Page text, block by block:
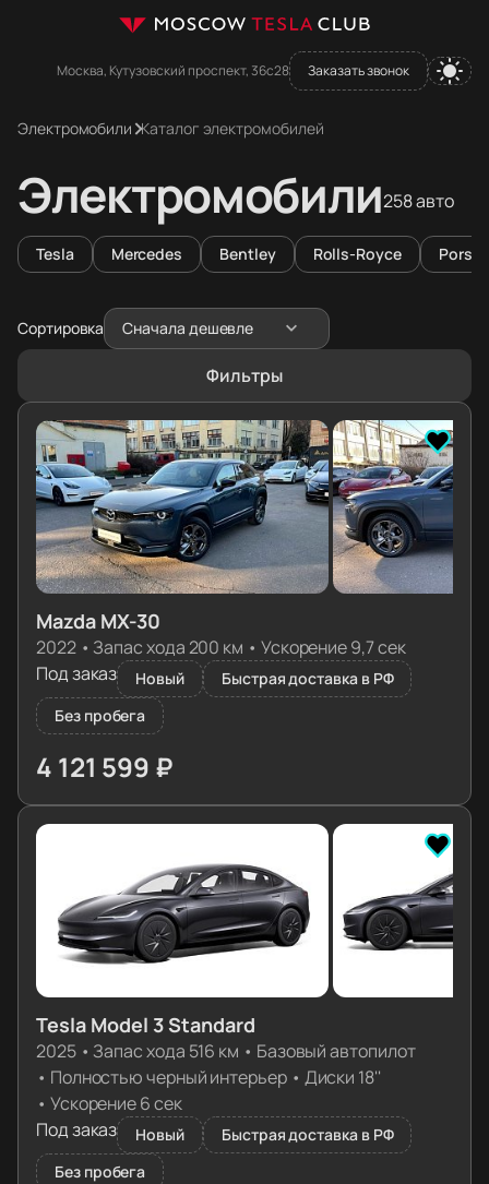
Москва, Кутузовский проспект, 36с28 Заказать звонок
Электромобили Каталог электромобилей
Электромобили258 авто
Tesla Mercedes Bentley Rolls-Royce
Сортировка Сначала дешевле
Фильтры
Mazda MX-30
2022• Запас хода 200 км • Ускорение 9,7 сек
Под заказ
Новый
Быстрая доставка в РФ
Без пробега
4 121 599 ₽
≈ 41 000€
Tesla Model 3 Standard
2025• Запас хода 516 км • Базовый автопилот
• Полностью черный интерьер• Диски 18''
• Ускорение 6 сек
Под заказ
Новый
Быстрая доставка в РФ
Без пробега